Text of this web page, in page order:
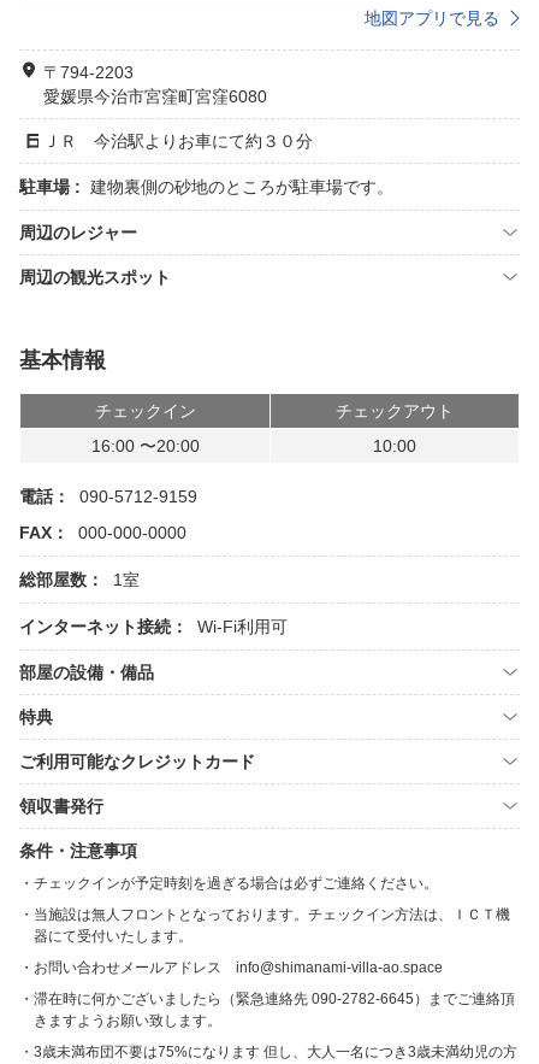
地図アプリで見る
〒794-2203
愛媛県今治市宮窪町宮窪6080
ＪＲ 今治駅よりお車にて約３０分
駐車場 : 建物裏側の砂地のところが駐車場です。
周辺のレジャー
周辺の観光スポット
基本情報
チェックイン
チェックアウト
16:00 〜20:00
10:00
電話：
090-5712-9159
FAX：
000-000-0000
総部屋数： 1室
インターネット接続： Wi-Fi利用可
部屋の設備・備品
特典
ご利用可能なクレジットカード
領収書発行
条件・注意事項
チェックインが予定時刻を過ぎる場合は必ずご連絡ください。
当施設は無人フロントとなっております。チェックイン方法は、ＩＣＴ機
器にて受付いたします。
お問い合わせメールアドレス info@shimanami-villa-ao.space
滞在時に何かございましたら（緊急連絡先 090-2782-6645）までご連絡頂
きますようお願い致します。
3歳未満布団不要は75%になります 但し、大人一名につき3歳未満幼児の方